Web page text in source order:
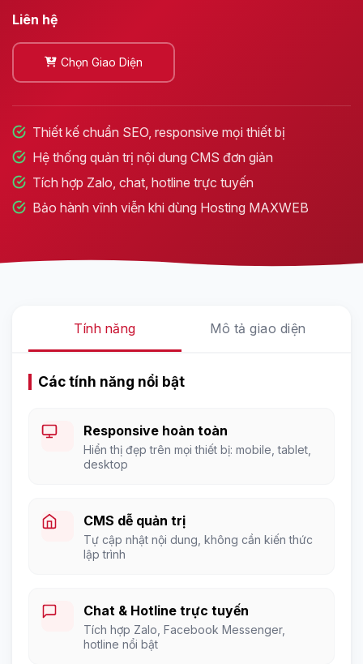
Liên hệ
Chọn Giao Diện
Thiết kế chuẩn SEO, responsive mọi thiết bị
Hệ thống quản trị nội dung CMS đơn giản
Tích hợp Zalo, chat, hotline trực tuyến
Bảo hành vĩnh viễn khi dùng Hosting MAXWEB
Tính năng Mô tả giao diện
Các tính năng nổi bật
Responsive hoàn toàn
Hiển thị đẹp trên mọi thiết bị: mobile, tablet,
desktop
CMS dễ quản trị
Tự cập nhật nội dung, không cần kiến thức
lập trình
Chat & Hotline trực tuyến
Tích hợp Zalo, Facebook Messenger,
hotline nổi bật